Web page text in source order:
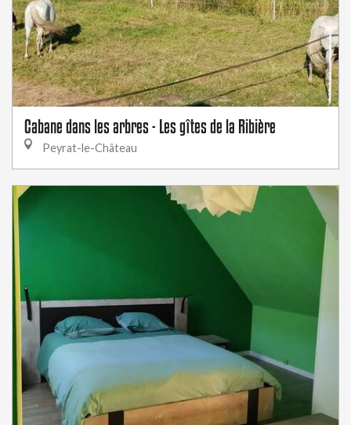
Cabane dans les arbres - Les gîtes de la Ribière
Peyrat-le-Château